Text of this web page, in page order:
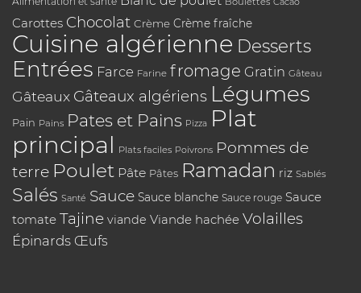
Carottes Chocolat Crème Crème fraîche
Cuisine algérienne Desserts
Entrées Farce Farine fromage Gratin Gâteau
Gâteaux Gâteaux algériens Légumes
Pain Pains Pates et Pains Pizza Plat
principal Plats faciles Poivrons Pommes de
terre Poulet Pâte Pâtes Ramadan riz Sablés
Salés Santé Sauce Sauce blanche Sauce rouge Sauce
tomate Tajine viande Viande hachée Volailles
Épinards Œufs